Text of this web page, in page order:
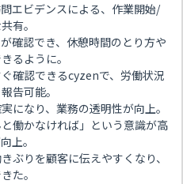
エビデンスによる、作業開始/
有。
確認でき、休憩時間のとり方や
るように。
確認できるcyzenで、労働状況
告可能。
になり、業務の透明性が向上。
働かなければ」という意識が高
上。
ぶりを顧客に伝えやすくなり、
た。